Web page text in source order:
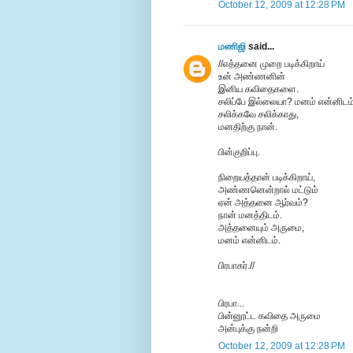
October 12, 2009 at 12:28 PM
மணிஜி said...
//எத்தனை முறை படிக்கிறாய்
உன் அண்ணனின்
இனிய கவிதைகளை.
சலிப்பே இல்லையா? மனம்
சலிக்கவே சலிக்காது,
மனதிற்கு நான்.
பின்குறிப்பு.
நிறையத்தான் படிக்கிறாய்,
அண்ணனென்றால் மட்டும்
ஏன் அத்தனை ஆர்வம்?
நான் மனத்திடம்.
அத்தனையும் அருமை,
மனம் என்னிடம்.
பிரபாகர்.//
பிரபா...
பின்னூட்ட கவிதை அருமை
அன்புக்கு நன்றி
October 12, 2009 at 12:28 PM